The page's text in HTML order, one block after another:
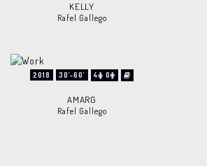
KELLY
Rafel Gallego
2018 30'-60' 4 0
AMARG
Rafel Gallego